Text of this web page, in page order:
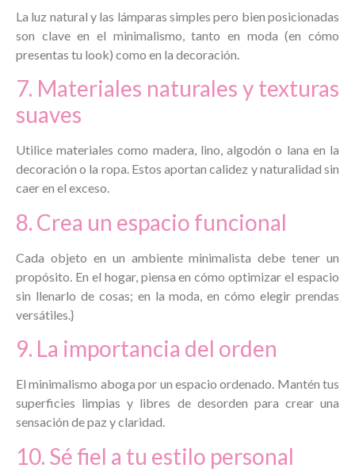
La luz natural y las lámparas simples pero bien posicionadas
son clave en el minimalismo, tanto en moda (en cómo
presentas tu look) como en la decoración.
7. Materiales naturales y texturas
suaves
Utilice materiales como madera, lino, algodón o lana en la
decoración o la ropa. Estos aportan calidez y naturalidad sin
caer en el exceso.
8. Crea un espacio funcional
Cada objeto en un ambiente minimalista debe tener un
propósito. En el hogar, piensa en cómo optimizar el espacio
sin llenarlo de cosas; en la moda, en cómo elegir prendas
versátiles.}
9. La importancia del orden
El minimalismo aboga por un espacio ordenado. Mantén tus
superficies limpias y libres de desorden para crear una
sensación de paz y claridad.
10. Sé fiel a tu estilo personal